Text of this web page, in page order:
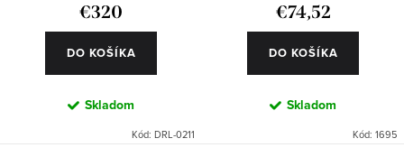
€320
DO KOŠÍKA
Skladom
Kód: DRL-0211
€74,52
DO KOŠÍKA
Skladom
Kód: 1695